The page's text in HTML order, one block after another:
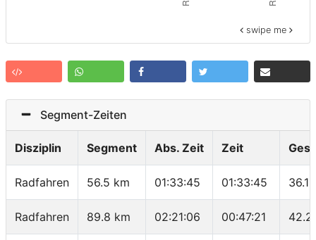
swipe me
Segment-Zeiten
Disziplin Segment Abs. Zeit Zeit
Radfahren 56.5 km 01:33:45 01:33:45
Radfahren 89.8 km 02:21:06 00:47:21 42.2